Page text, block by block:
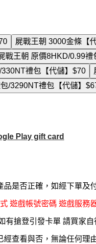
屍戰王朝 3000金條【代
戰王朝 原價8HKD/0.99禮
禮包【代儲】 $70
/3290NT禮包【代儲】
Play gift card
是否正確，如經下單及
遊戲帳號密碼 遊戲服務
有搶登引發卡單 請買家
查看與否，無論任何理